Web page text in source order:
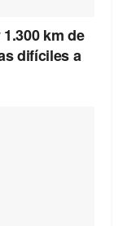
km de
difíciles a